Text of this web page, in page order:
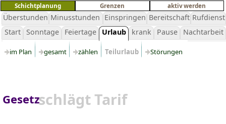
Schichtplanung Grenzen aktiv werden
Überstunden Minusstunden Einspringen Bereitschaft Rufdienst
Start
Sonntage Feiertage Urlaub krank Pause Nachtarbeit
im Plan gesamt zählen Teilurlaub Störungen
Gesetzschlägt Tarif